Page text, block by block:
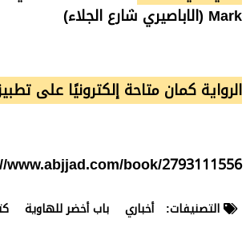
Mark (الاباصيري شارع الجلاء)
الرواية كمان متاحة إلكترونيًا على
book/2793111556
التصنيفات: أخباري باب أخضر للهاوية